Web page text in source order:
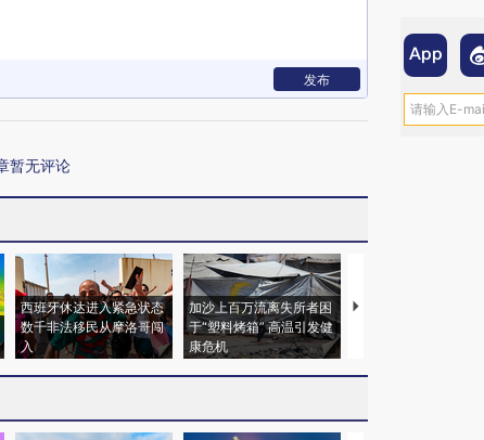
发布
暂无评论
西班牙休达进入紧急状态
数千非法移民从摩洛哥闯
入
加沙上百万流离失所者困
于“塑料烤箱” 高温引发健
康危机
视线｜HYROX的吸金